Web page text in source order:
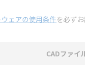
ウェアの使用条件を必ずお
CADファイ